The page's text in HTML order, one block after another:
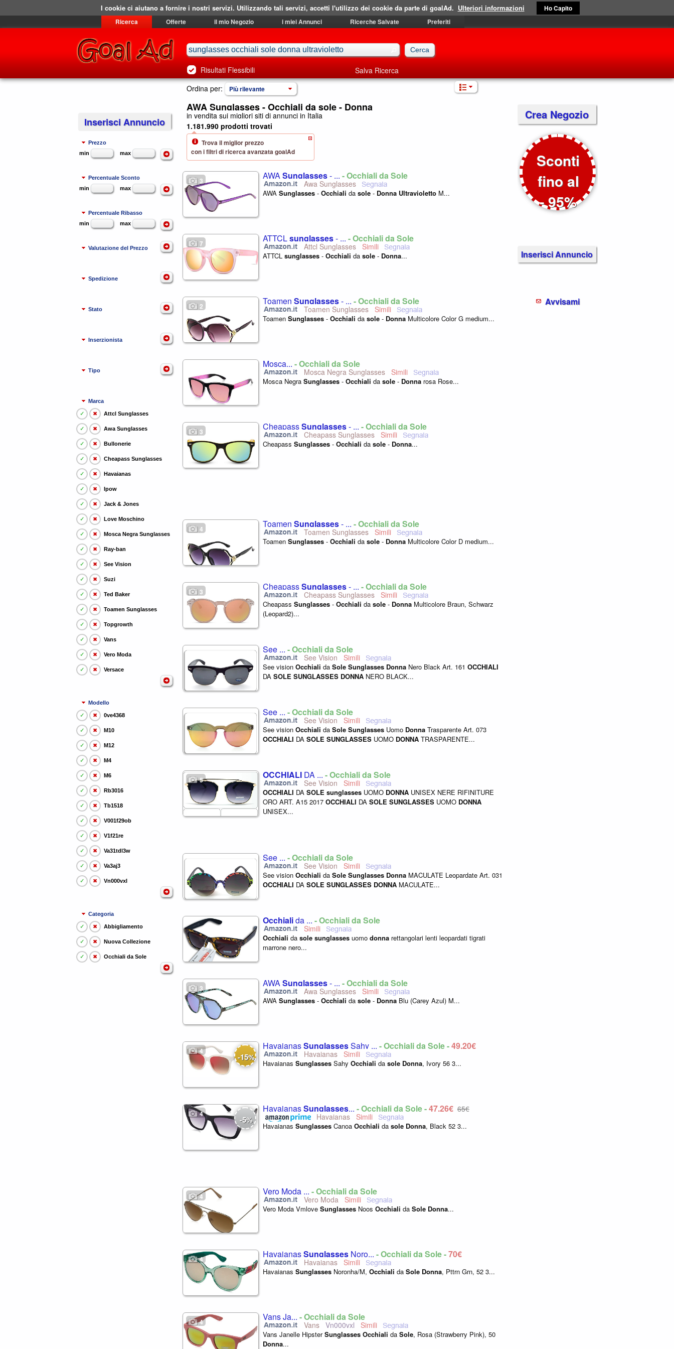
Ricerca Offerte il mio Negozio i miei Annunci Ricerche Salvate Preferiti
Risultati Flessibili
Salva Ricerca
Ordina per:
Più rilevante
AWA Sunglasses - Occhiali da sole - Donna
in vendita sui migliori siti di annunci in Italia
Trova il miglior prezzo
con i filtri di ricerca avanzata goalAd
1.181.990 prodotti trovati
Inserisci Annuncio
Prezzo
min
max
Percentuale Sconto
min
max
Percentuale Ribasso
min
max
Valutazione del Prezzo
Spedizione
Stato
Inserzionista
Tipo
Marca
✓ ✖ Attcl Sunglasses
✓ ✖ Awa Sunglasses
✓ ✖ Bullonerie
✓ ✖ Cheapass Sunglasses
✓ ✖ Havaianas
✓ ✖ Ipow
✓ ✖ Jack & Jones
✓ ✖ Love Moschino
✓ ✖ Mosca Negra Sunglasses
✓ ✖ Ray-ban
✓ ✖ See Vision
✓ ✖ Suzi
✓ ✖ Ted Baker
✓ ✖ Toamen Sunglasses
✓ ✖ Topgrowth
✓ ✖ Vans
✓ ✖ Vero Moda
✓ ✖ Versace
Modello
✓ ✖ 0ve4368
✓ ✖ M10
✓ ✖ M12
✓ ✖ M4
✓ ✖ M6
✓ ✖ Rb3016
✓ ✖ Tb1518
✓ ✖ V001f29ob
✓ ✖ V1f21re
✓ ✖ Va31tdl3w
✓ ✖ Va3aj3
✓ ✖ Vn000vxl
Categoria
✓ ✖ Abbigliamento
✓ ✖ Nuova Collezione
✓ ✖ Occhiali da Sole
3 AWASunglasses- ... - Occhiali da Sole
Awa Sunglasses
AWA Sunglasses - Occhiali da sole - Donna Ultravioletto M...
7 ATTCLsunglasses- ... - Occhiali da Sole
Attcl Sunglasses
ATTCL sunglasses - Occhiali da sole - Donna...
2 Toamen Sunglasses- ... - Occhiali da Sole
Toamen Sunglasses
Toamen Sunglasses - Occhiali da sole - Donna Multicolore Color G medium...
Mosca... - Occhiali da Sole
Mosca Negra Sunglasses
Mosca Negra Sunglasses - Occhiali da sole - Donna rosa Rose...
3 CheapassSunglasses- ... - Occhiali da Sole
Cheapass Sunglasses
Cheapass Sunglasses - Occhiali da sole - Donna...
4 Toamen Sunglasses- ... - Occhiali da Sole
Toamen Sunglasses
Toamen Sunglasses - Occhiali da sole - Donna Multicolore Color D medium...
3 CheapassSunglasses- ... - Occhiali da Sole
Cheapass Sunglasses
Cheapass Sunglasses - Occhiali da sole - Donna Multicolore Braun, Schwarz
(Leopard2)...
See ... - Occhiali da Sole
See Vision
See vision Occhiali da Sole Sunglasses Donna Nero Black Art. 161 OCCHIALI
DA SOLE SUNGLASSES DONNA NERO BLACK...
See ... - Occhiali da Sole
See Vision
See vision Occhiali da Sole Sunglasses Uomo Donna Trasparente Art. 073
OCCHIALI DA SOLE SUNGLASSES UOMO DONNA TRASPARENTE...
5 OCCHIALI DA ... - Occhiali da Sole
See Vision
OCCHIALI DA SOLE sunglasses UOMO DONNA UNISEX NERE RIFINITURE
ORO ART. A15 2017 OCCHIALI DA SOLE SUNGLASSES UOMO DONNA
UNISEX...
See ... - Occhiali da Sole
See Vision
See vision Occhiali da Sole Sunglasses Donna MACULATE Leopardate Art. 031
OCCHIALI DA SOLE SUNGLASSES DONNA MACULATE...
Occhialida ... - Occhiali da Sole
Occhiali da sole sunglasses uomo donna rettangolari lenti leopardati tigrati
marrone nero...
3 AWASunglasses- ... - Occhiali da Sole
Awa Sunglasses
AWA Sunglasses - Occhiali da sole - Donna Blu (Carey Azul) M...
4
-15%
HavaianasSunglassesSahy ... - Occhiali da Sole -49,20€
Havaianas
Havaianas Sunglasses Sahy Occhiali da sole Donna, Ivory 56 3...
4
-5%
HavaianasSunglasses... - Occhiali da Sole -47,26€ 65€
Havaianas
Havaianas Sunglasses Canoa Occhiali da sole Donna, Black 52 3...
4 Vero Moda ... - Occhiali da Sole
Vero Moda
Vero Moda Vmlove Sunglasses Noos Occhiali da Sole Donna...
4 HavaianasSunglasses Noro... - Occhiali da Sole -70€
Havaianas
Havaianas Sunglasses Noronha/M, Occhiali da Sole Donna, Pttrn Grn, 52 3...
4 Vans Ja... - Occhiali da Sole
Vans Vn000vxl
Vans Janelle HipsterSunglasses Occhiali da Sole, Rosa (Strawberry Pink), 50
Donna...
Crea Negozio
Sconti
fino al
- 95%
Inserisci Annuncio
Avvisami
I cookie ci aiutano a fornire i nostri servizi. Utilizzando tali servizi, accetti l'utilizzo dei cookie da parte di goalAd. Ulteriori informazioni Ho Capito